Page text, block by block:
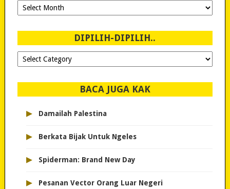
Ngeblog
Sejak
DIPILIH-DIPILIH..
Dipilih-
dipilih..
BACA JUGA KAK
▸ Damailah Palestina
▸ Berkata Bijak Untuk Ngeles
▸ Spiderman: Brand New Day
▸ Pesanan Vector Orang Luar Negeri